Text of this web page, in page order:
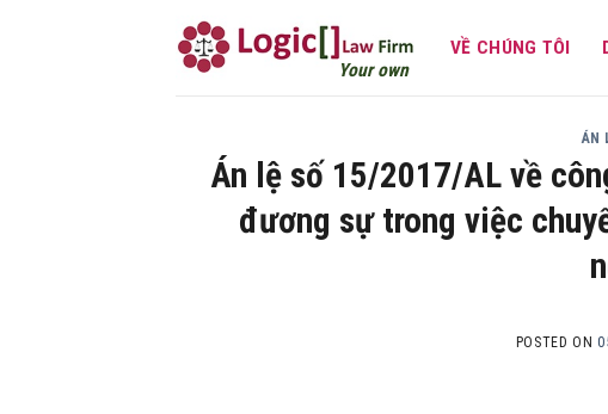
Your own attorney
VỀ CHÚNG TÔI
ÁN
Án lệ số 15/2017/AL về
đương sự trong việc
POSTED ON